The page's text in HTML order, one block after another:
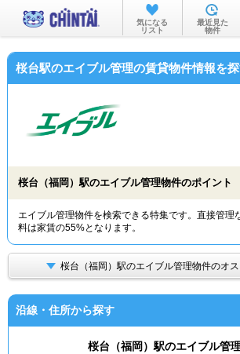
お部屋を探す
沿線・駅から
物件特集から
気になる
リスト
最近見た
物件
桜台駅のエイブル管理の賃貸物件情報を
桜台（福岡）駅のエイブル管理物件のポイント
エイブル管理物件を検索できる特集です。直接管理
料は家賃の55%となります。
桜台（福岡）駅のエイブル管理物件のオ
沿線・住所から探す
桜台（福岡）駅のエイブル管